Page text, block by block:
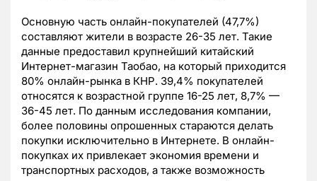
Основную часть онлайн-покупателей (47,7%)
составляют жители в возрасте 26-35 лет. Такие
данные предоставил крупнейший китайский
Интернет-магазин Таобао, на который приходится
80% онлайн-рынка в КНР. 39,4% покупателей
относятся к возрастной группе 16-25 лет, 8,7% —
36-45 лет. По данным исследования компании,
более половины опрошенных стараются делать
покупки исключительно в Интернете. В онлайн-
покупках их привлекает экономия времени и
транспортных расходов, а также возможность